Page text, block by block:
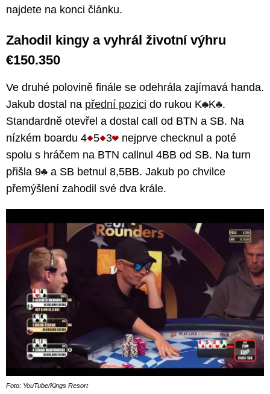
najdete na konci článku.
Zahodil kingy a vyhrál životní výhru
€150.350
Ve druhé polovině finále se odehrála zajímavá handa.
Jakub dostal na přední pozici do rukou K K .
Standardně otevřel a dostal call od BTN a SB. Na
nízkém boardu 4 5 3
nejprve checknul a poté
spolu s hráčem na BTN callnul 4BB od SB. Na turn
přišla 9
a SB betnul 8,5BB. Jakub po chvilce
přemýšlení zahodil své dva krále.
Foto: YouTube/Kings Resort